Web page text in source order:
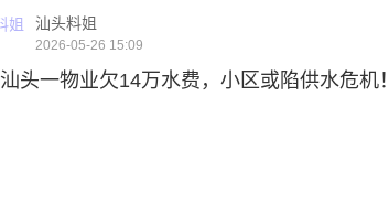
汕头料姐
2026-05-26 15:09
汕头一物业欠14万水费，小区或陷供水危机！